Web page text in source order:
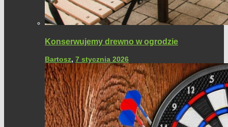
Konserwujemy drewno w ogrodzie
Bartosz, 7 stycznia 2026